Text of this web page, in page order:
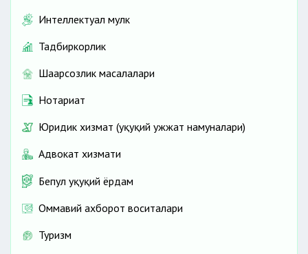
Интеллектуал мулк
Тадбиркорлик
Шаҳарсозлик масалалари
Нотариат
Юридик хизмат (ҳуқуқий ҳужжат намуналари)
Адвокат хизмати
Бепул ҳуқуқий ёрдам
Оммавий ахборот воситалари
Туризм